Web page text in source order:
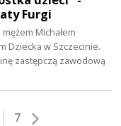
Furgi
Michałem
Dziecka w Szczecinie.
zastępczą zawodową
7